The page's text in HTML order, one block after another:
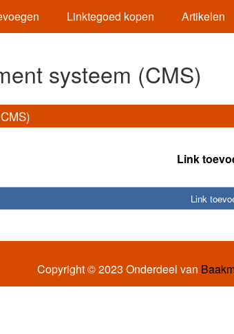
Linktegoed kopen Artikelen
systeem (CMS)
Link
Link
Copyright © 2023 Onderdeel van